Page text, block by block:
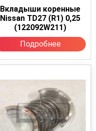
Вкладыши коренные
Nissan TD27 (R1) 0,25
(122092W211)
Подробнее